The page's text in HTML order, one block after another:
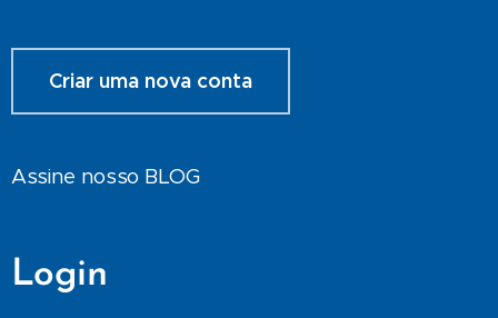
Criar uma nova conta
Assine nosso BLOG
Login